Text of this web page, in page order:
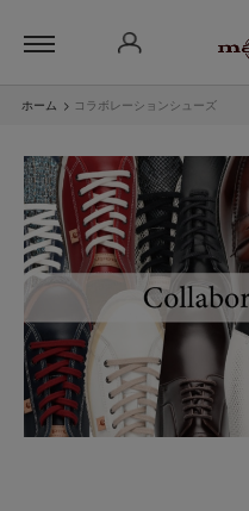
ホーム > コラボレーションシューズ